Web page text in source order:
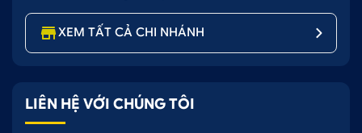
XEM TẤT CẢ CHI NHÁNH
LIÊN HỆ VỚI CHÚNG TÔI